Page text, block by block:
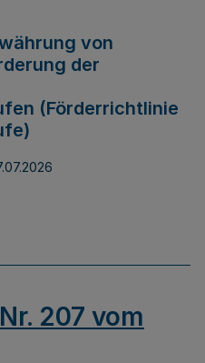
von
der
(Förderrichtlinie
207 vom